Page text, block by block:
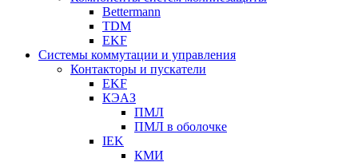
Bettermann
TDM
EKF
Системы коммутации и управления
Контакторы и пускатели
EKF
КЭАЗ
ПМЛ
ПМЛ в оболочке
IEK
КМИ